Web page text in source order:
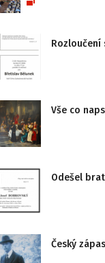
Rozloučení
Vše co
Odešel
Český